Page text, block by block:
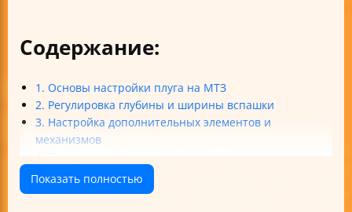
Содержание:
1. Основы настройки плуга на МТЗ
2. Регулировка глубины и ширины вспашки
3. Настройка дополнительных элементов и
механизмов
предосторожности
5. Обслуживание и подготовка к работе
Показать полностью